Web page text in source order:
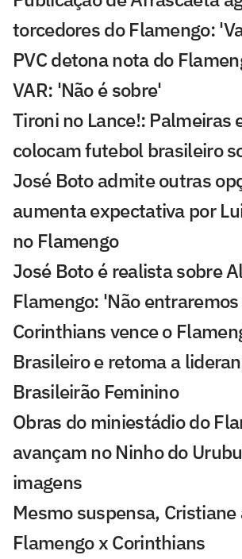
torcedores do Flamengo:
PVC detona nota do
VAR: 'Não é sobre'
Tironi no Lance!: Palmeiras
colocam futebol brasileiro
José Boto admite outras
aumenta expectativa por
no Flamengo
José Boto é realista sobre
Flamengo: 'Não
Corinthians vence o
Brasileiro e retoma a
Brasileirão Feminino
Obras do miniestádio do
avançam no Ninho do
imagens
Mesmo suspensa,
Flamengo x Corinthians